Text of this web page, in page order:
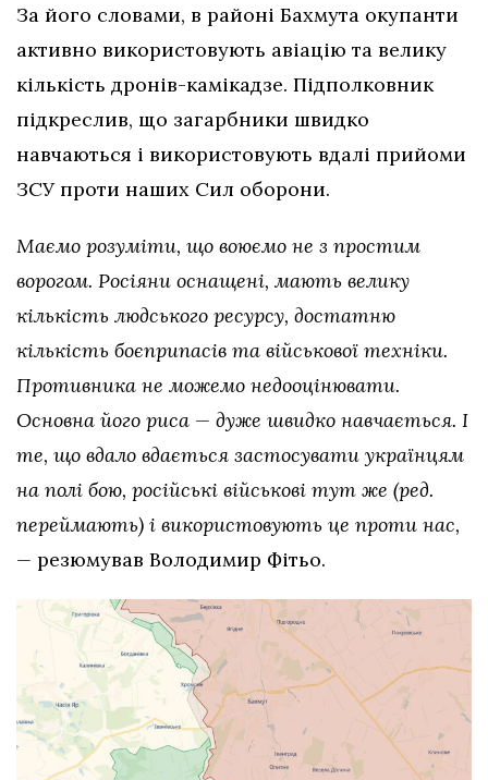
За його словами, в районі Бахмута окупанти
активно використовують авіацію та велику
кількість дронів-камікадзе. Підполковник
підкреслив, що загарбники швидко
навчаються і використовують вдалі прийоми
ЗСУ проти наших Сил оборони.
Маємо розуміти, що воюємо не з простим
ворогом. Росіяни оснащені, мають велику
кількість людського ресурсу, достатню
кількість боєприпасів та військової техніки.
Противника не можемо недооцінювати.
Основна його риса — дуже швидко навчається. І
те, що вдало вдається застосувати українцям
на полі бою, російські військові тут же (ред.
переймають) і використовують це проти нас,
— резюмував Володимир Фітьо.